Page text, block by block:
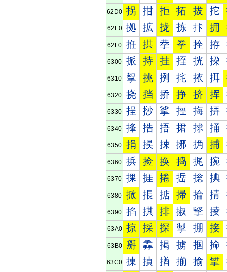
62D0 拐 拑 拒 拓 拔 拕
62E0 拠 拡 拢 拣 拤 拥
62F0 拰 拱 拲 拳 拴 拵
6300 挀 持 挂 挃 挄 挅
6310 挐 挑 挒 挓 挔 挕
6320 挠 挡 挢 挣 挤 挥
6330 挰 挱 挲 挳 挴 挵
6340 捀 捁 捂 捃 捄 捅
6350 捐 捑 捒 捓 捔 捕
6360 捠 捡 换 捣 捤 捥
6370 捰 捱 捲 捳 捴 捵
6380 掀 掁 掂 掃 掄 掅
6390 掐 掑 排 掓 掔 掕
63A0 掠 採 探 掣 掤 接
63B0 掰 掱 掲 掳 掴 掵
63C0 揀 揁 揂 揃 揄 揅